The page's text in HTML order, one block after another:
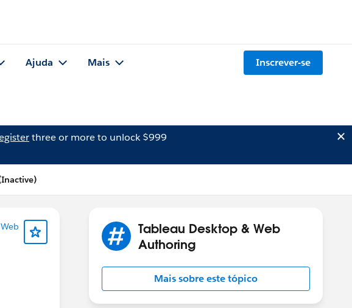
Ajuda Mais Inscrever-se
three or more to unlock $999
Tableau Desktop & Web
Authoring
Mais sobre este tópico